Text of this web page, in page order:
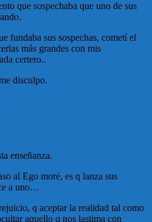
que sospechaba que uno de sus
fundaba sus sospechas, cometí el
más grandes con mis
certero..
disculpo.
enseñanza.
al Ego moré, es q lanza sus
a uno…
q aceptar la realidad tal como
aquello q nos lastima con